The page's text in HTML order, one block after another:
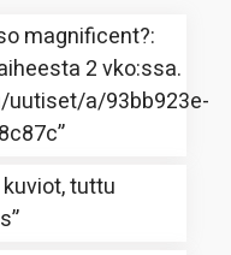
magnificent?:
2 vko:ssa.
uutiset/a/93bb923e-
”
tuttu
”